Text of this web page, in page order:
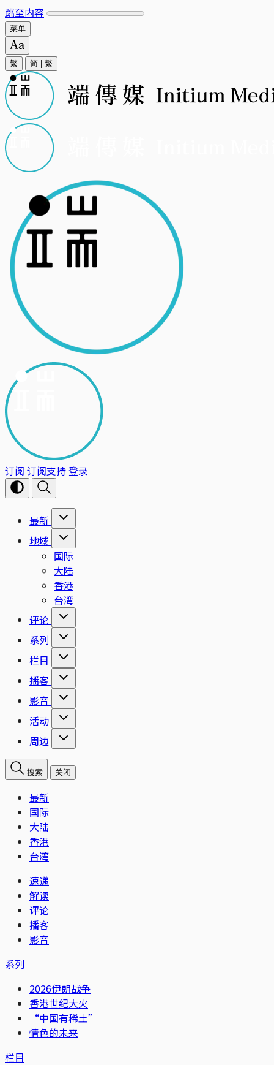
跳至内容
菜单
繁 简 繁
订阅 订阅支持登录
最新
地域
国际
大陆
香港
台湾
评论
系列
栏目
播客
影音
活动
周边
搜索 关闭
最新
国际
大陆
香港
台湾
速递
解读
评论
播客
影音
系列
2026伊朗战争
香港世纪大火
“中国有稀土”
情色的未来
栏目